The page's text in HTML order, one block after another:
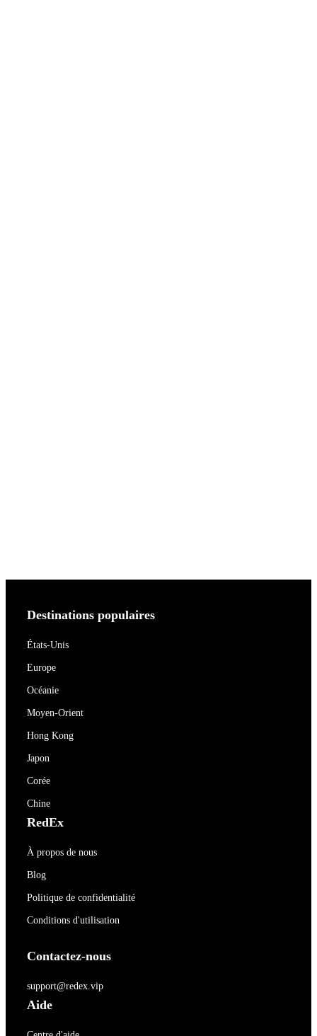
Destinations populaires
États-Unis
Europe
Océanie
Moyen-Orient
Hong Kong
Japon
Corée
Chine
RedEx
À propos de nous
Blog
Politique de confidentialité
Conditions d'utilisation
Contactez-nous
support@redex.vip
Aide